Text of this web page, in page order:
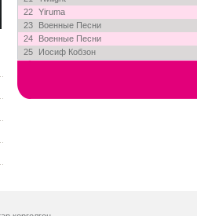
22 Yiruma
23
Военные Песни
24
Военные Песни
25
Иосиф Кобзон